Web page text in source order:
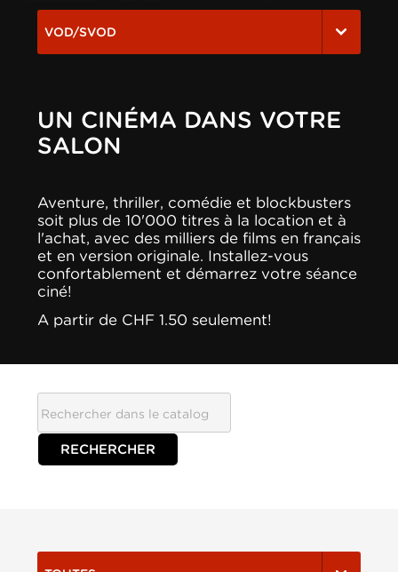
VOD/SVOD
UN CINÉMA DANS VOTRE
SALON
Aventure, thriller, comédie et blockbusters
soit plus de 10'000 titres à la location et à
l'achat, avec des milliers de films en français
et en version originale. Installez-vous
confortablement et démarrez votre séance
ciné!
A partir de CHF 1.50 seulement!